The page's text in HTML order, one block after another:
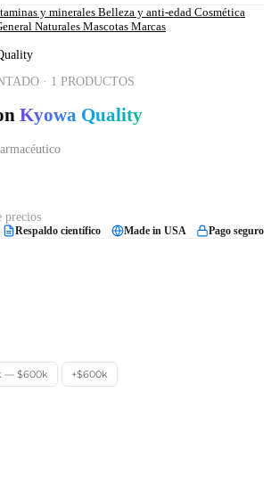
y mineralesBelleza y anti-edad Cosmética
Naturales Mascotas Marcas
· 1 PRODUCTOS
Kyowa Quality
precios
Respaldo científico Made in USA Pago seguro
— $600k +$600k